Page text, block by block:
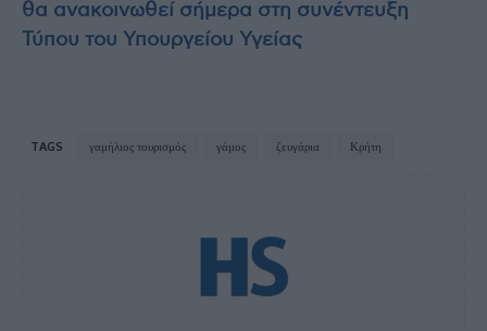
θα ανακοινωθεί σήμερα στη συνέντευξη
Τύπου του Υπουργείου Υγείας
TAGS γαμήλιος τουρισμός γάμος ζευγάρια Κρήτη